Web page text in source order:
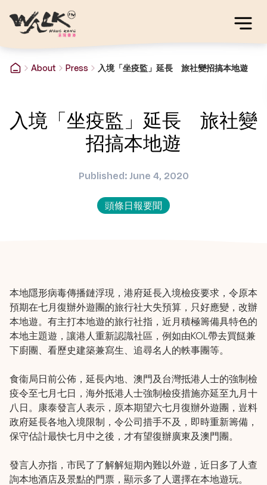
About Press 入境「坐疫監」延長 旅社變招搞本地遊
入境「坐疫監」延長 旅社變
招搞本地遊
Published: June 4, 2020
頭條日報要聞
本地隱形病毒傳播鏈浮現，港府延長入境檢疫要求，令原本
預期在七月復辦外遊團的旅行社大失預算，只好應變，改辦
本地遊。有主打本地遊的旅行社指，近月積極籌備具特色的
本地主題遊，讓港人重新認識社區，例如由KOL帶去買餸兼
下廚團、看歷史建築兼寫生、追尋名人的軼事團等。
食衞局日前公佈，延長內地、澳門及台灣抵港人士的強制檢
疫令至七月七日，海外抵港人士強制檢疫措施亦延至九月十
八日。康泰發言人表示，原本期望六七月復辦外遊團，豈料
政府延長各地入境限制，令公司措手不及，即時重新籌備，
保守估計最快七月中之後，才有望復辦廣東及澳門團。
發言人亦指，市民了了解解短期內難以外遊，近日多了人查
詢本地酒店及景點的門票，顯示多了人選擇在本地遊玩。